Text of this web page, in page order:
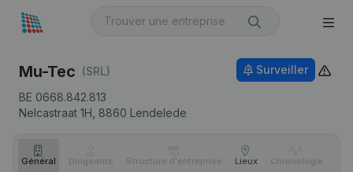
Mu-Tec (SRL)
BE 0668.842.813
Nelcastraat 1H, 8860 Lendelede
Surveiller
Général Dirigeants Structure d'entreprise Lieux Chronologie